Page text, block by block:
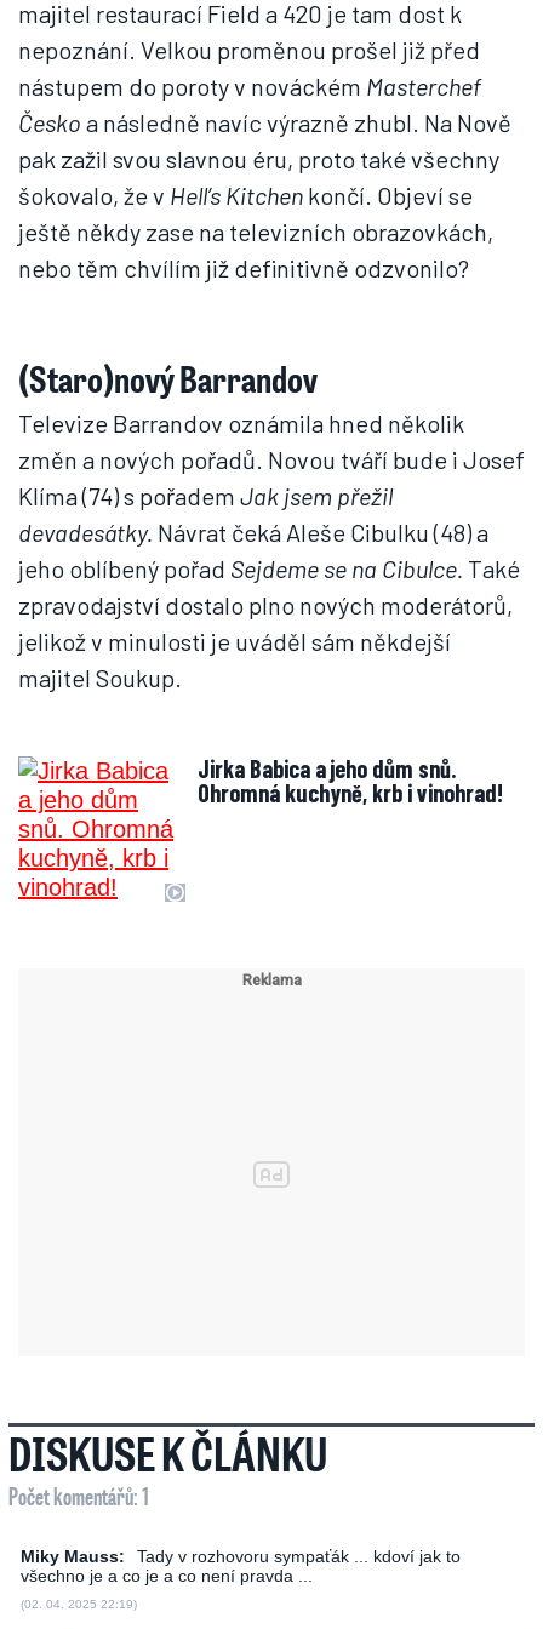
majitel restaurací Field a 420 je tam dost k
nepoznání. Velkou proměnou prošel již před
nástupem do poroty v nováckém Masterchef
Česko a následně navíc výrazně zhubl. Na Nově
pak zažil svou slavnou éru, proto také všechny
šokovalo, že v Hell’s Kitchen končí. Objeví se
ještě někdy zase na televizních obrazovkách,
nebo těm chvílím již definitivně odzvonilo?
(Staro)nový Barrandov
Televize Barrandov oznámila hned několik
změn a nových pořadů. Novou tváří bude i Josef
Klíma (74) s pořadem Jak jsem přežil
devadesátky. Návrat čeká Aleše Cibulku (48) a
jeho oblíbený pořad Sejdeme se na Cibulce. Také
zpravodajství dostalo plno nových moderátorů,
jelikož v minulosti je uváděl sám někdejší
majitel Soukup.
Jirka Babica a jeho dům snů.
Ohromná kuchyně, krb i vinohrad!
DISKUSE K ČLÁNKU
Počet komentářů: 1
Miky Mauss:
Tady v rozhovoru sympaťák ... kdoví jak to
všechno je a co je a co není pravda ...
(02. 04. 2025 22:19)